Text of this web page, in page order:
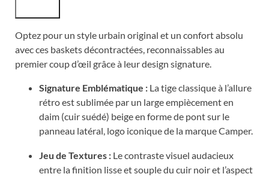
Optez pour un style urbain original et un confort absolu
avec ces baskets décontractées, reconnaissables au
premier coup d’œil grâce à leur design signature.
Signature Emblématique : La tige classique à l’allure
rétro est sublimée par un large empiècement en
daim (cuir suédé) beige en forme de pont sur le
panneau latéral, logo iconique de la marque Camper.
Jeu de Textures : Le contraste visuel audacieux
entre la finition lisse et souple du cuir noir et l’aspect